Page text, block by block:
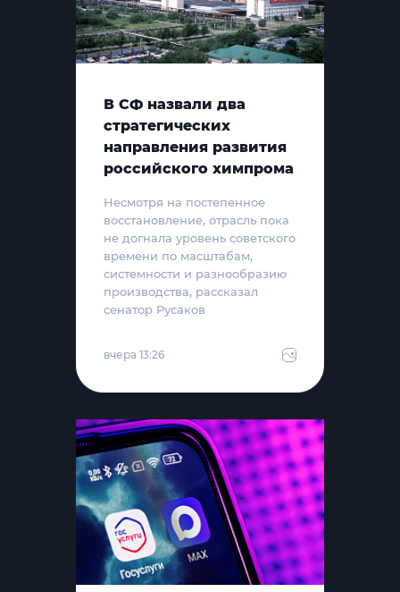
В СФ назвали два
стратегических
направления развития
российского химпрома
Несмотря на постепенное
восстановление, отрасль пока
не догнала уровень советского
времени по масштабам,
системности и разнообразию
производства, рассказал
сенатор Русаков
вчера 13:26